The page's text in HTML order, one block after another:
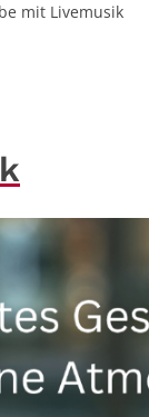
mit Livemusik